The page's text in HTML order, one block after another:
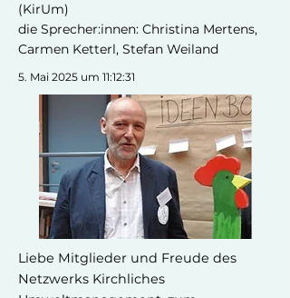
(KirUm)
die Sprecher:innen: Christina Mertens,
Carmen Ketterl, Stefan Weiland
5. Mai 2025 um 11:12:31
Liebe Mitglieder und Freude des
Netzwerks Kirchliches